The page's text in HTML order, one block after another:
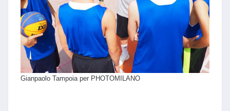
Gianpaolo Tampoia per PHOTOMILANO